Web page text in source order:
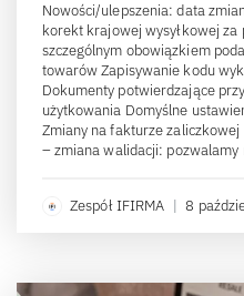
Nowości/ulepszenia: data
korekt krajowej wysyłkowej
szczególnym obowiązkiem
towarów Zapisywanie kodu
Dokumenty potwierdzające
użytkowania Domyślne
Zmiany na fakturze
– zmiana walidacji:
Zespół IFIRMA | 8